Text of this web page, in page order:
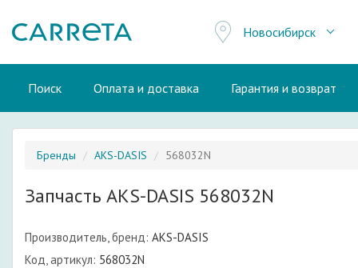
Новосибирск
Поиск Оплата и доставка Гарантия и возврат
Бренды AKS-DASIS 568032N
Запчасть AKS-DASIS 568032N
Производитель, бренд: AKS-DASIS
Код, артикул: 568032N